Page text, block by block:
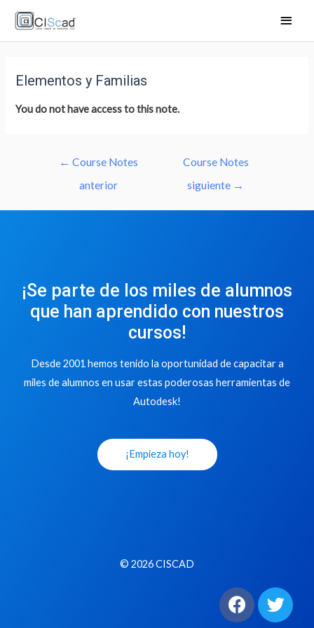
Elementos y Familias
You do not have access to this note.
← Course Notes
anterior
Course Notes
siguiente →
¡Se parte de los miles de alumnos
que han aprendido con nuestros
cursos!
Desde 2001 hemos tenido la oportunidad de capacitar a
miles de alumnos en usar estas poderosas herramientas de
Autodesk!
¡Empieza hoy!
© 2026 CISCAD